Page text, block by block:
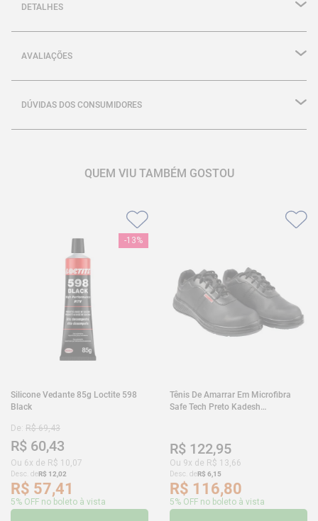
DETALHES
AVALIAÇÕES
DÚVIDAS DOS CONSUMIDORES
QUEM VIU TAMBÉM GOSTOU
-13%
Silicone Vedante 85g Loctite 598
Black
De: R$ 69,43
R$ 60,43
Ou 6x de R$ 10,07
Desc. deR$ 12,02
R$ 57,41
5% OFF no boleto à vista
Tênis De Amarrar Em Microfibra
Safe Tech Preto Kadesh
R$ 122,95
Ou 9x de R$ 13,66
Desc. deR$ 6,15
R$ 116,80
5% OFF no boleto à vista